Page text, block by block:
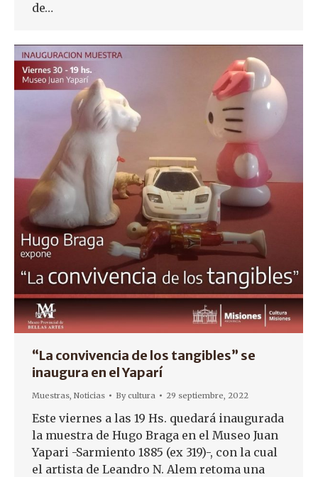
de…
“La convivencia de los tangibles” se
inaugura en el Yaparí
Muestras, Noticias Bycultura 29 septiembre, 2022
Este viernes a las 19 Hs. quedará inaugurada
la muestra de Hugo Braga en el Museo Juan
Yapari -Sarmiento 1885 (ex 319)-, con la cual
el artista de Leandro N. Alem retoma una